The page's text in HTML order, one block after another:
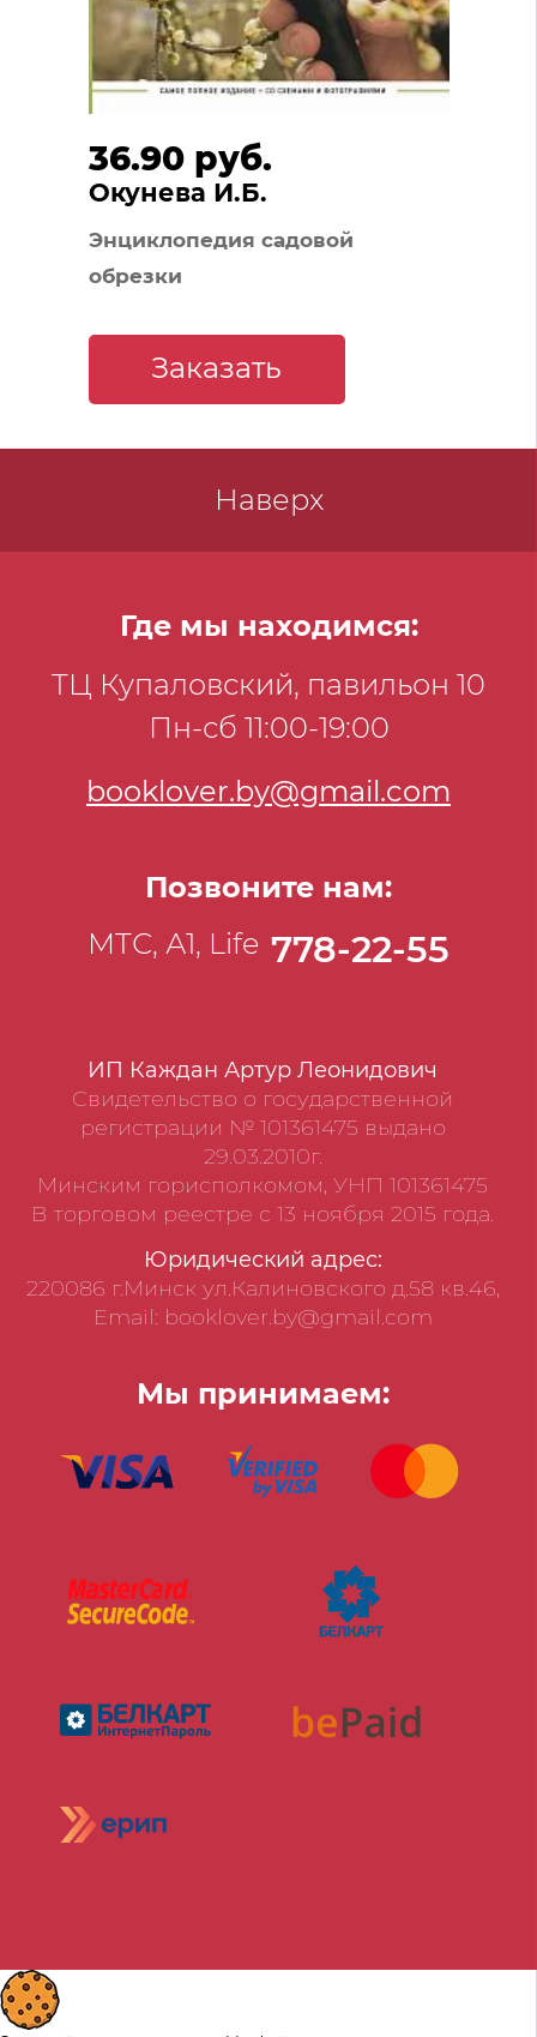
36.90 руб.
Окунева И.Б.
Энциклопедия садовой
обрезки
Заказать
Наверх
ИП Каждан Артур Леонидович
Свидетельство о государственной
регистрации № 101361475 выдано
29.03.2010г.
Минским горисполкомом, УНП 101361475
В торговом реестре с 13 ноября 2015 года.
Юридический адрес:
220086 г.Минск ул.Калиновского д.58 кв.46,
Email: booklover.by@gmail.com
Мы принимаем:
Где мы находимся:
ТЦ Купаловский, павильон 10
Пн-сб 11:00-19:00
booklover.by@gmail.com
Позвоните нам:
МТС, А1, Life 778-22-55